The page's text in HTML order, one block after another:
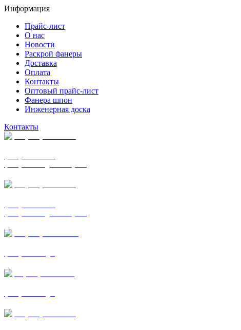
Информация
Прайс-лист
О нас
Новости
Раскрой фанеры
Доставка
Оплата
Контакты
Оптовый прайс-лист
Фанера шпон
Инженерная доска
Контакты